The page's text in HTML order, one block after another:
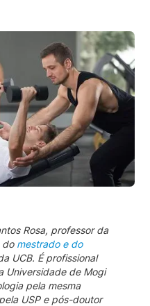
Rosa, professor da
do mestrado e do
UCB. É profissional
Universidade de Mogi
pela mesma
USP e pós-doutor